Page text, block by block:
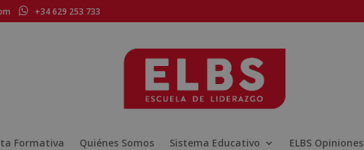
+34 629 253 733
Formativa Quiénes Somos Sistema Educativo ELBS Opiniones